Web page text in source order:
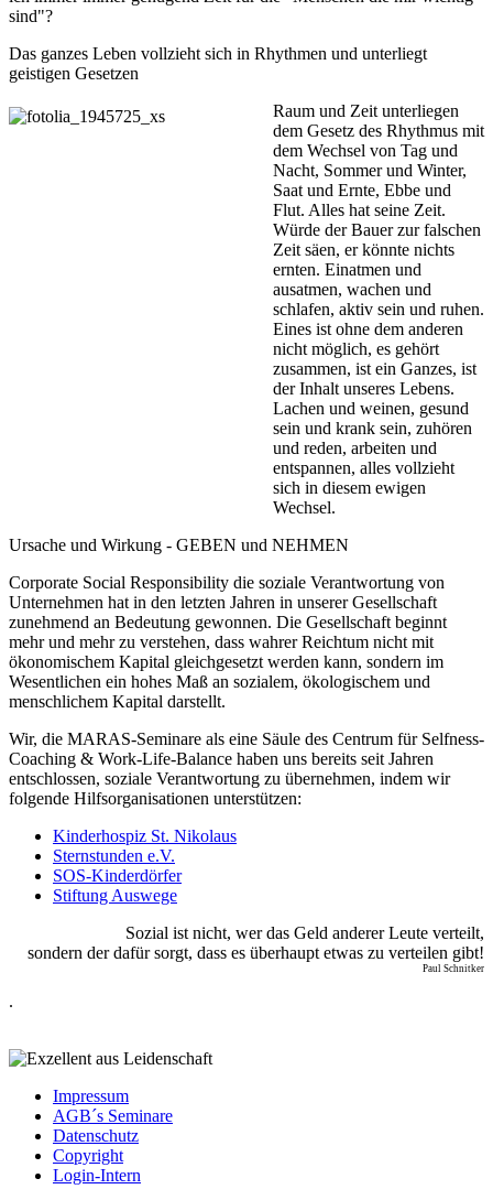
sind"?
Das ganzes Leben vollzieht sich in Rhythmen und unterliegt
geistigen Gesetzen
Raum und Zeit unterliegen
dem Gesetz des Rhythmus mit
dem Wechsel von Tag und
Nacht, Sommer und Winter,
Saat und Ernte, Ebbe und
Flut. Alles hat seine Zeit.
Würde der Bauer zur falschen
Zeit säen, er könnte nichts
ernten. Einatmen und
ausatmen, wachen und
schlafen, aktiv sein und ruhen.
Eines ist ohne dem anderen
nicht möglich, es gehört
zusammen, ist ein Ganzes, ist
der Inhalt unseres Lebens.
Lachen und weinen, gesund
sein und krank sein, zuhören
und reden, arbeiten und
entspannen, alles vollzieht
sich in diesem ewigen
Wechsel.
Ursache und Wirkung - GEBEN und NEHMEN
Corporate Social Responsibility die soziale Verantwortung von
Unternehmen hat in den letzten Jahren in unserer Gesellschaft
zunehmend an Bedeutung gewonnen. Die Gesellschaft beginnt
mehr und mehr zu verstehen, dass wahrer Reichtum nicht mit
ökonomischem Kapital gleichgesetzt werden kann, sondern im
Wesentlichen ein hohes Maß an sozialem, ökologischem und
menschlichem Kapital darstellt.
Wir, die MARAS-Seminare als eine Säule des Centrum für Selfness-
Coaching & Work-Life-Balance haben uns bereits seit Jahren
entschlossen, soziale Verantwortung zu übernehmen, indem wir
folgende Hilfsorganisationen unterstützen:
Kinderhospiz St. Nikolaus
Sternstunden e.V.
SOS-Kinderdörfer
Stiftung Auswege
Sozial ist nicht, wer das Geld anderer Leute verteilt,
sondern der dafür sorgt, dass es überhaupt etwas zu verteilen gibt!
Paul Schnitker
.
Impressum
AGB´s Seminare
Datenschutz
Copyright
Login-Intern